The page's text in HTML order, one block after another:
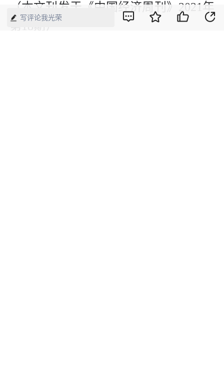
（本文刊发于《中国经济周刊》2021年
第18期）
写评论我光荣